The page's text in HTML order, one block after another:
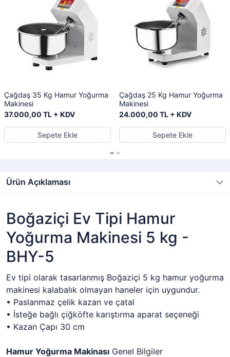
Çağdaş 35 Kg Hamur Yoğurma
Makinesi
37.000,00 TL + KDV
Sepete Ekle
Çağdaş 25 Kg Hamur Yoğurma
Makinesi
24.000,00 TL + KDV
Sepete Ekle
Ürün Açıklaması
Boğaziçi Ev Tipi Hamur
Yoğurma Makinesi 5 kg -
BHY-5
Ev tipi olarak tasarlanmış Boğaziçi 5 kg hamur yoğurma
makinesi kalabalık olmayan haneler için uygundur.
• Paslanmaz çelik kazan ve çatal
• İsteğe bağlı çiğköfte karıştırma aparat seçeneği
• Kazan Çapı 30 cm
Hamur Yoğurma Makinası Genel Bilgiler